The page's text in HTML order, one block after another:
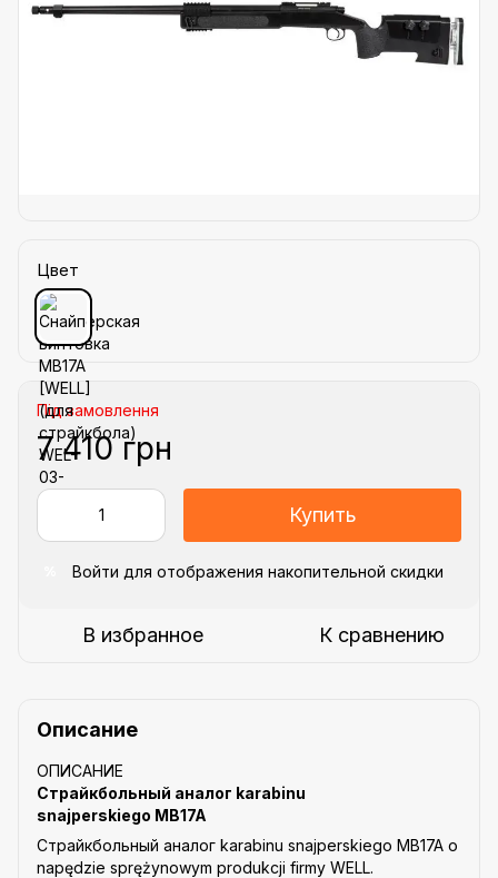
Цвет
Під замовлення
7 410 грн
Купить
Войти для отображения накопительной скидки
В избранное К сравнению
Описание
ОПИСАНИЕ
Страйкбольный аналог karabinu
snajperskiego MB17A
Страйкбольный аналог karabinu snajperskiego MB17A o
napędzie sprężynowym produkcji firmy WELL.